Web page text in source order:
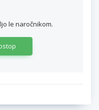
le naročnikom.